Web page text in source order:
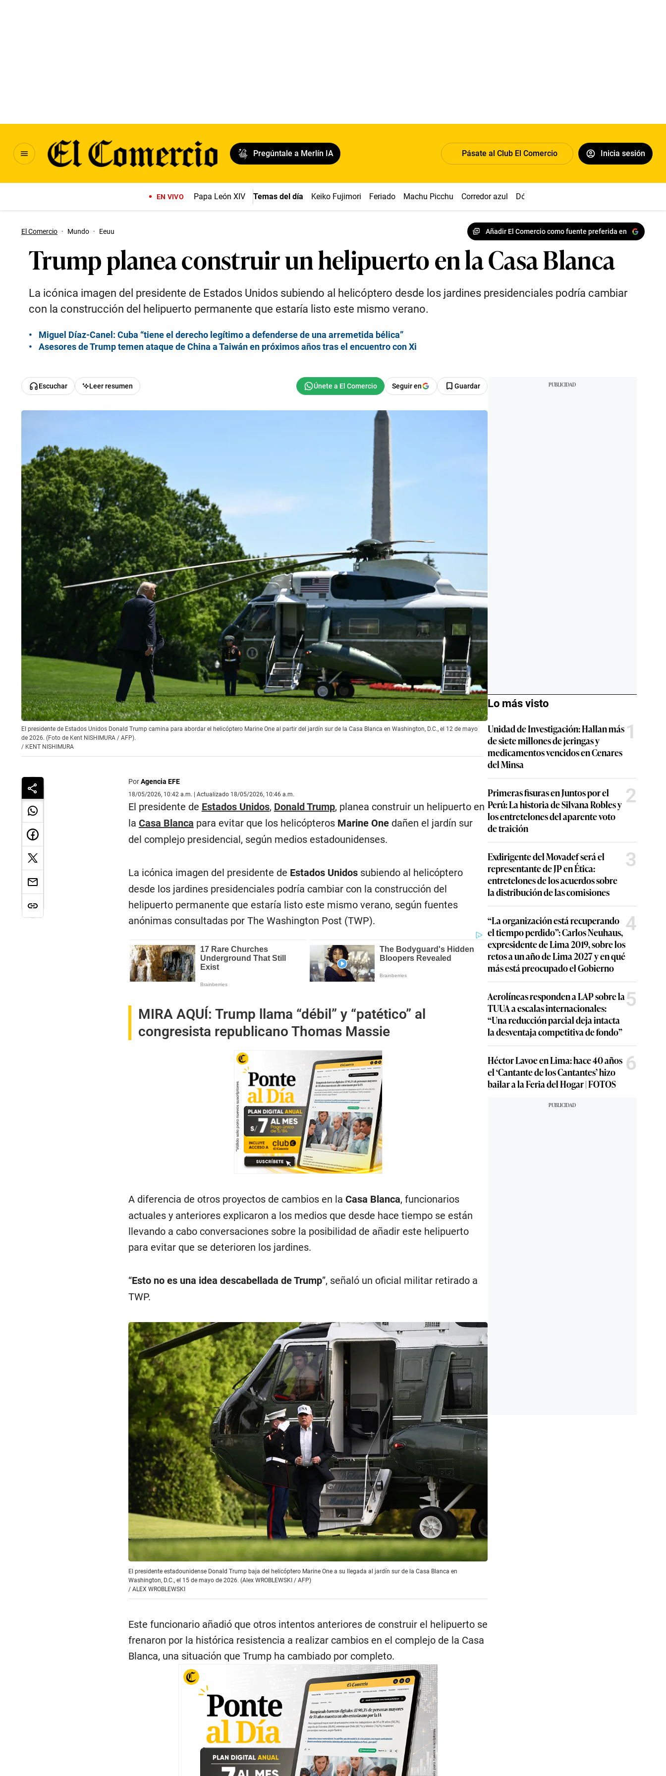
Pregúntale a Merlín IA Pásate al Club El Comercio Inicia sesión
EN VIVO Papa León XIV Temas del día Keiko Fujimori Feriado Machu Picchu Corredor azul Dólar
El Comercio · Mundo · Eeuu Añadir El Comercio como fuente preferida en
Trump planea construir un helipuerto en la Casa Blanca
La icónica imagen del presidente de Estados Unidos subiendo al helicóptero desde los jardines presidenciales podría cambiar
con la construcción del helipuerto permanente que estaría listo este mismo verano.
Miguel Díaz-Canel: Cuba “tiene el derecho legítimo a defenderse de una arremetida bélica”
Asesores de Trump temen ataque de China a Taiwán en próximos años tras el encuentro con Xi
Escuchar Leer resumen Seguir en Guardar
El presidente de Estados Unidos Donald Trump camina para abordar el helicóptero Marine One al partir del jardín sur de la Casa Blanca en Washington, D.C., el 12 de mayo
de 2026. (Foto de Kent NISHIMURA / AFP).
/ KENT NISHIMURA
PorAgencia EFE
18/05/2026, 10:42 a.m. | Actualizado 18/05/2026, 10:46 a.m.
El presidente de Estados Unidos, Donald Trump, planea construir un helipuerto en
la Casa Blanca para evitar que los helicópteros Marine Onedañen el jardín sur
del complejo presidencial, según medios estadounidenses.
La icónica imagen del presidente de Estados Unidossubiendo al helicóptero
desde los jardines presidenciales podría cambiar con la construcción del
helipuerto permanente que estaría listo este mismo verano, según fuentes
anónimas consultadas por The Washington Post (TWP).
MIRA AQUÍ: Trump llama “débil” y “patético” al
congresista republicano Thomas Massie
A diferencia de otros proyectos de cambios en la Casa Blanca, funcionarios
actuales y anteriores explicaron a los medios que desde hace tiempo se están
llevando a cabo conversaciones sobre la posibilidad de añadir este helipuerto
para evitar que se deterioren los jardines.
“Esto no es una idea descabellada de Trump”, señaló un oficial militar retirado a
TWP.
El presidente estadounidense Donald Trump baja del helicóptero Marine One a su llegada al jardín sur de la Casa Blanca en
Washington, D.C., el 15 de mayo de 2026. (Alex WROBLEWSKI / AFP)
/ ALEX WROBLEWSKI
Este funcionario añadió que otros intentos anteriores de construir el helipuerto se
frenaron por la histórica resistencia a realizar cambios en el complejo de la Casa
Blanca, una situación que Trump ha cambiado por completo.
Lo más visto
Unidad de Investigación: Hallan más
de siete millones de jeringas y
medicamentos vencidos en Cenares
del Minsa
1
Primeras fisuras en Juntos por el
Perú: La historia de Silvana Robles y
los entretelones del aparente voto
de traición
2
Exdirigente del Movadef será el
representante de JP en Ética:
entretelones de los acuerdos sobre
la distribución de las comisiones
3
“La organización está recuperando
el tiempo perdido”: Carlos Neuhaus,
expresidente de Lima 2019, sobre los
retos a un año de Lima 2027 y en qué
más está preocupado el Gobierno
4
Aerolíneas responden a LAP sobre la
TUUA a escalas internacionales:
“Una reducción parcial deja intacta
la desventaja competitiva de fondo”
5
Héctor Lavoe en Lima: hace 40 años
el ‘Cantante de los Cantantes’ hizo
bailar a la Feria del Hogar | FOTOS
6